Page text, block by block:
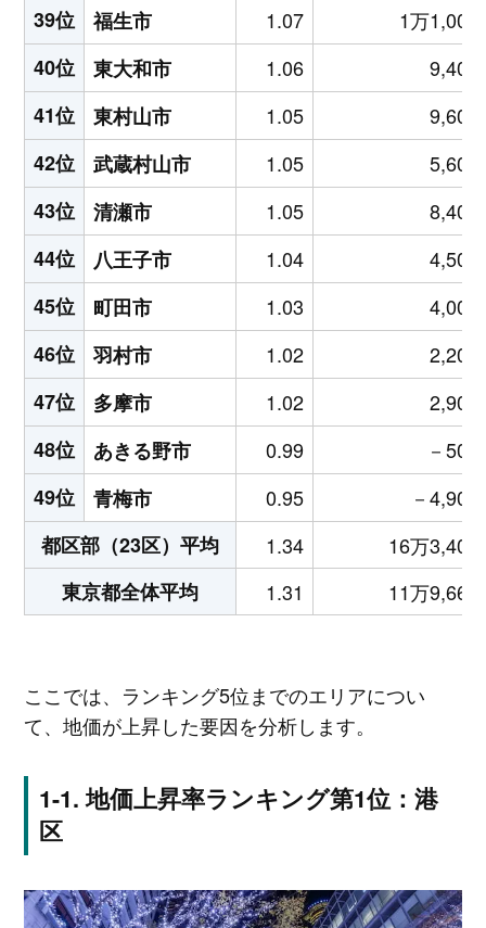
39位
福生市 1.07
1万1,000
40位
東大和市 1.06
9,400
41位
東村山市 1.05
9,600
42位
武蔵村山市 1.05
5,600
43位
清瀬市 1.05
8,400
44位
八王子市 1.04
4,500
45位
町田市 1.03
4,000
46位
羽村市 1.02
2,200
47位
多摩市 1.02
2,900
48位
あきる野市 0.99
－500
49位
青梅市 0.95
－4,900
都区部（23区）平均
1.34
16万3,400
東京都全体平均
1.31 11万9,663
ここでは、ランキング5位までのエリアについ
て、地価が上昇した要因を分析します。
地価上昇率ランキング第1位：港
区